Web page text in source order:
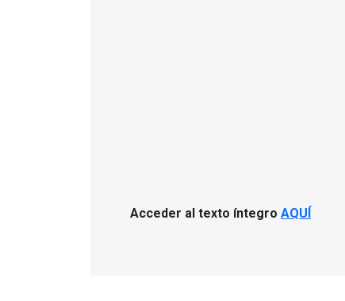
Acceder al texto íntegro AQUÍ